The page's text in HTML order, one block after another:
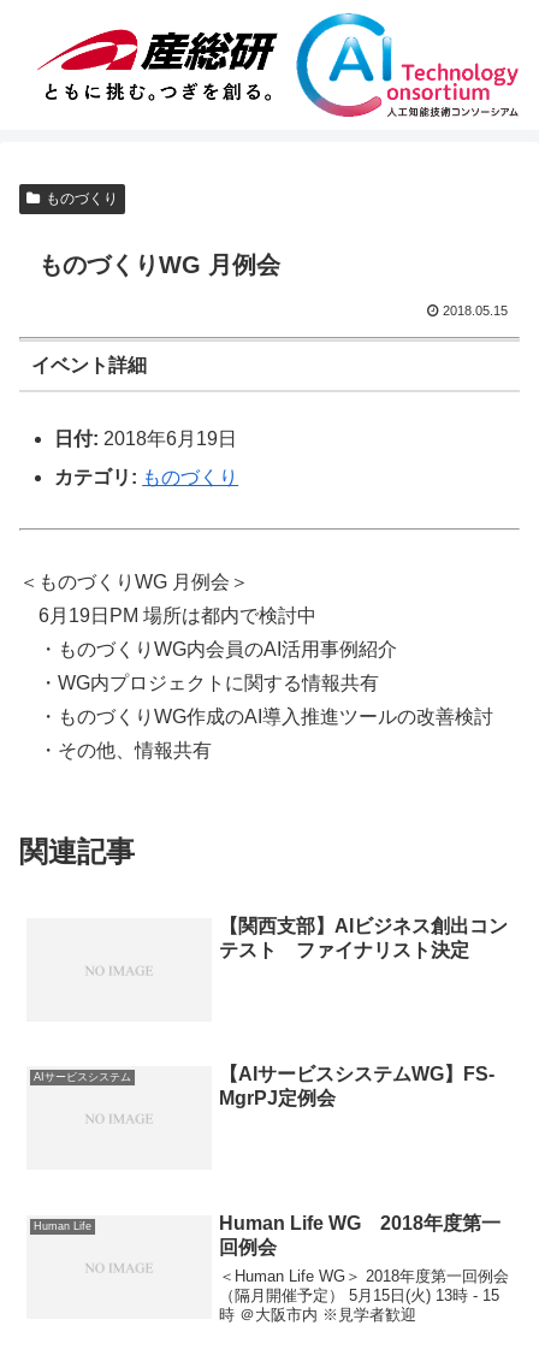
ものづくり
ものづくりWG 月例会
2018.05.15
イベント詳細
日付: 2018年6月19日
カテゴリ: ものづくり
＜ものづくりWG 月例会＞
6月19日PM 場所は都内で検討中
・ものづくりWG内会員のAI活用事例紹介
・WG内プロジェクトに関する情報共有
・ものづくりWG作成のAI導入推進ツールの改善検討
・その他、情報共有
関連記事
【関西支部】AIビジネス創出コン
テスト ファイナリスト決定
AIサービスシステム
【AIサービスシステムWG】FS-
MgrPJ定例会
Human Life
Human Life WG 2018年度第一
回例会
＜Human Life WG＞ 2018年度第一回例会
（隔月開催予定） 5月15日(火) 13時 - 15
時 ＠大阪市内 ※見学者歓迎